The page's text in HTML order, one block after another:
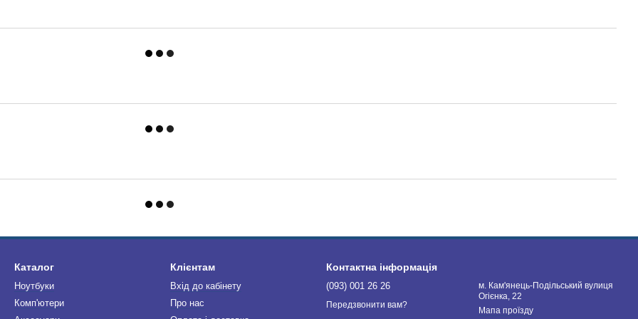
Каталог
Ноутбуки
Комп'ютери
Клієнтам
Вхід до кабінету
Про нас
Контактна інформація
(093) 001 26 26
Передзвонити вам?
м. Кам'янець-Подільський вулиця
Огієнка, 22
Мапа проїзду